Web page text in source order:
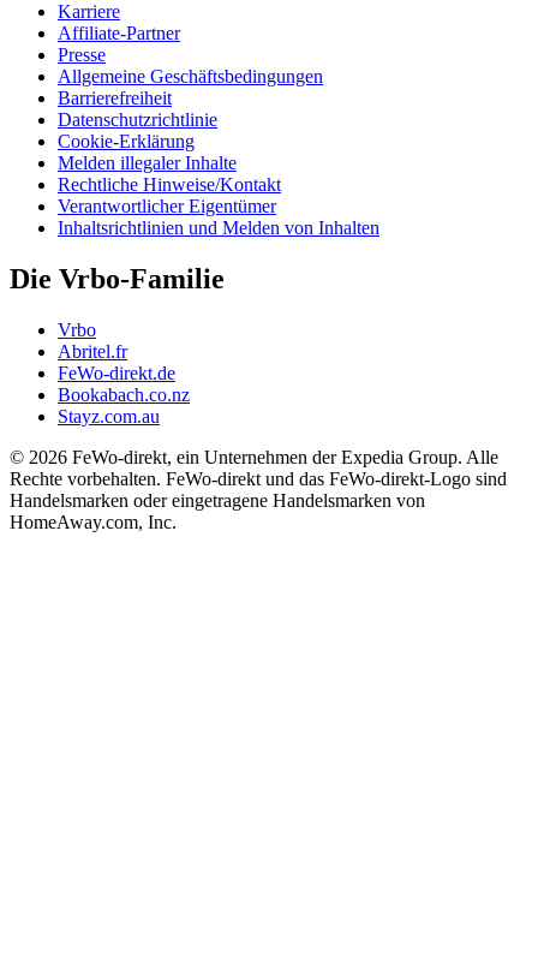
Karriere
Affiliate-Partner
Presse
Allgemeine Geschäftsbedingungen
Barrierefreiheit
Datenschutzrichtlinie
Cookie-Erklärung
Melden illegaler Inhalte
Rechtliche Hinweise/Kontakt
Verantwortlicher Eigentümer
Inhaltsrichtlinien und Melden von Inhalten
Die Vrbo-Familie
Vrbo
Abritel.fr
FeWo-direkt.de
Bookabach.co.nz
Stayz.com.au
© 2026 FeWo-direkt, ein Unternehmen der Expedia Group. Alle
Rechte vorbehalten. FeWo-direkt und das FeWo-direkt-Logo sind
Handelsmarken oder eingetragene Handelsmarken von
HomeAway.com, Inc.